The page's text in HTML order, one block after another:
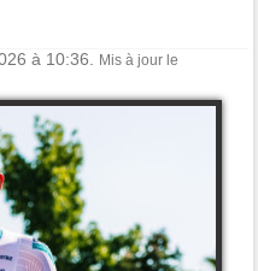
à 10:36.
Mis à jour le